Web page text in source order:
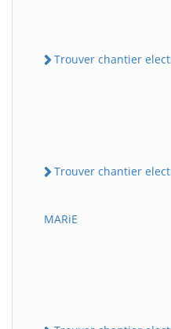
Trouver chantier
Trouver chantier
MARiE